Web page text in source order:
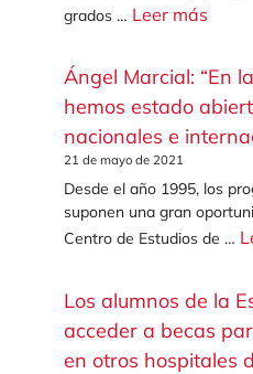
grados … Leer más
Ángel Marcial: “En
hemos estado
nacionales e
21 de mayo de 2021
Desde el año 1995, los
suponen una gran
Centro de Estudios de …
Los alumnos de la
acceder a becas
en otros hospitales